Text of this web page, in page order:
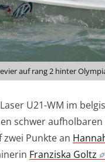
auf rang 2 hinter
U21-WM im
schwer
Punkte an
Franziska Goltz